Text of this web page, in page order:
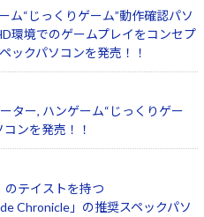
ム“じっくりゲーム”動作確認パソ
環境でのゲームプレイをコンセプ
ックパソコンを発売！！
ター, ハンゲーム“じっくりゲー
ンを発売！！
のテイストを持つ
Chronicle」の推奨スペックパソ